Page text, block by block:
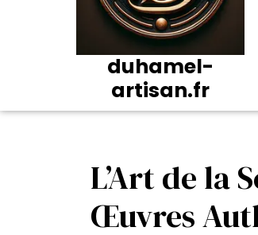
duhamel-
artisan.fr
L’Art de la
Œuvres